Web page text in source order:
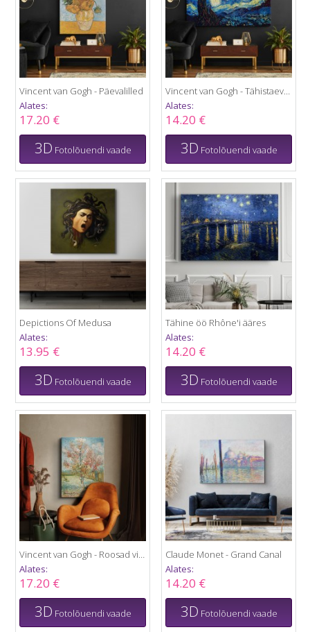
Vincent van Gogh - Päevalilled
Alates:
17.20 €
3D Fotolõuendi vaade
Vincent van Gogh - Tähistaevas
Alates:
14.20 €
3D Fotolõuendi vaade
Depictions Of Medusa
Alates:
13.95 €
3D Fotolõuendi vaade
Tähine öö Rhône'i ääres
Alates:
14.20 €
3D Fotolõuendi vaade
Vincent van Gogh - Roosad virsikupuud
Alates:
17.20 €
3D Fotolõuendi vaade
Claude Monet - Grand Canal
Alates:
14.20 €
3D Fotolõuendi vaade